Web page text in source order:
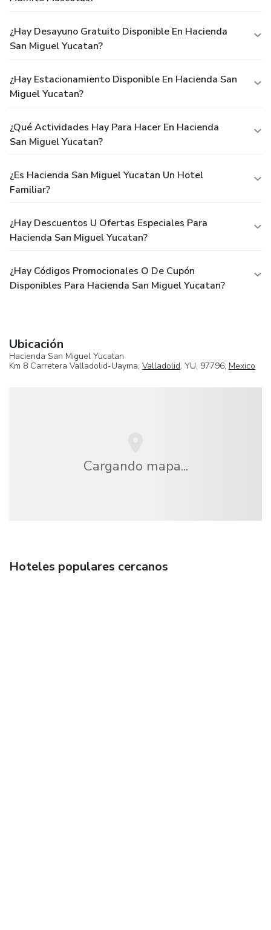
¿Hay Desayuno Gratuito Disponible En Hacienda
San Miguel Yucatan?
¿Hay Estacionamiento Disponible En Hacienda San
Miguel Yucatan?
¿Qué Actividades Hay Para Hacer En Hacienda
San Miguel Yucatan?
¿Es Hacienda San Miguel Yucatan Un Hotel
Familiar?
¿Hay Descuentos U Ofertas Especiales Para
Hacienda San Miguel Yucatan?
¿Hay Códigos Promocionales O De Cupón
Disponibles Para Hacienda San Miguel Yucatan?
Ubicación
Hacienda San Miguel Yucatan
Km 8 Carretera Valladolid-Uayma, Valladolid, YU, 97796, Mexico
Cargando mapa...
Hoteles populares cercanos